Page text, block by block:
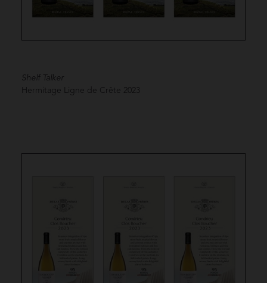
Shelf Talker
Hermitage Ligne de Crête 2023